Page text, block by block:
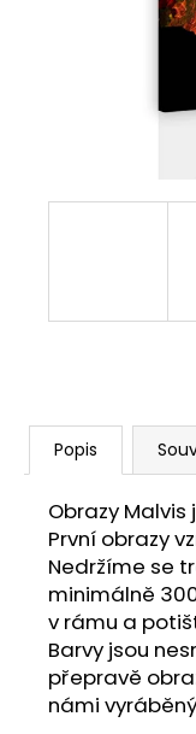
Popis
Obrazy
První obrazy
Nedržíme se
minimálně
v rámu a
Barvy jsou
přepravě
námi
1 599